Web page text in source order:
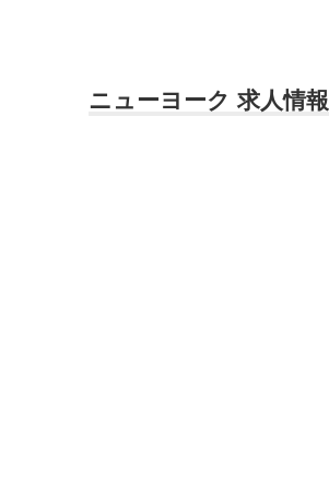
ニューヨーク 求人情報